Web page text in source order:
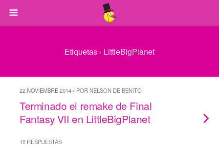
Etiquetas › LittleBigPlanet
22 NOVIEMBRE 2014 • POR NELSON DE BENITO
Terminado el remake de Final
Fantasy VII en LittleBigPlanet
10 RESPUESTAS